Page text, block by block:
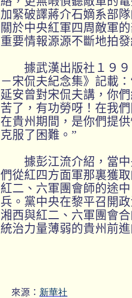
加緊破譯蔣介石嫡系部
關於中央紅軍四周敵軍
重要情報源源不斷地拍
據武漢出版社１９９
－宋侃夫紀念集》記載
延安曾對宋侃夫講，你
苦了，有功勞呀！在我
在貴州期間，是你們提
克服了困難。”
據彭江流介紹，當中
們從紅四方面軍那裏獲
紅二、六軍團會師的途
兵。黨中央在黎平召開
湘西與紅二、六軍團會
統治力量薄弱的貴州前
來源： 新華社